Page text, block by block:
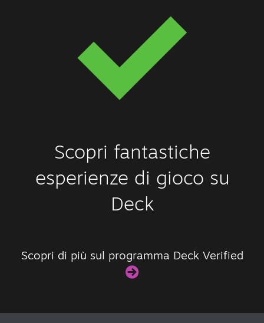
Scopri fantastiche
esperienze di gioco su
Deck
Scopri di più sul programma Deck Verified